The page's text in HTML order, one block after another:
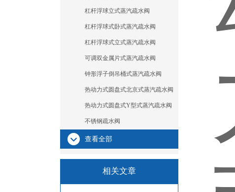
杠杆浮球立式蒸汽疏水阀
杠杆浮球式卧式蒸汽疏水阀
杠杆浮球式立式蒸汽疏水阀
可调双金属片式蒸汽疏水阀
钟形浮子倒吊桶式蒸汽疏水阀
热动力式圆盘式北京式蒸汽疏水阀
热动力式圆盘式Y型式蒸汽疏水阀
不锈钢疏水阀
查看全部
相关文章